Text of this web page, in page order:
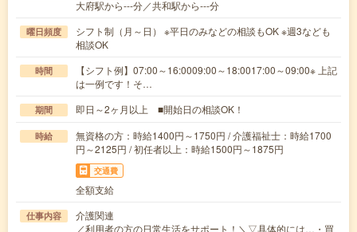
大府駅から---分／共和駅から---分
曜日頻度
シフト制（月～日） ※平日のみなどの相談もOK ※週3なども
相談OK
時間
【シフト例】07:00～16:0009:00～18:0017:00～09:00※ 上記
は一例です！そ…
期間 即日～2ヶ月以上 ■開始日の相談OK！
時給
無資格の方：時給1400円～1750円 / 介護福祉士：時給1700
円～2125円 / 初任者以上：時給1500円～1875円
交通費
全額支給
仕事内容
介護関連
／利用者の方の日常生活をサポート！＼▽具体的には…・買